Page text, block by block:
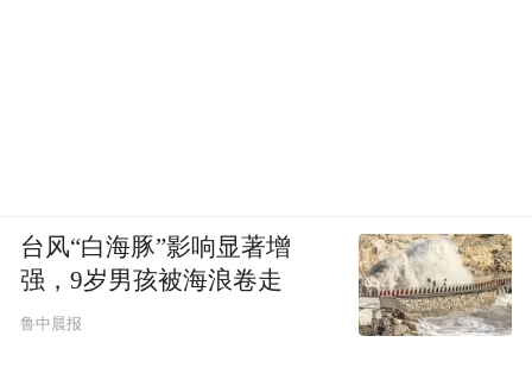
台风“白海豚”影响显著增
强，9岁男孩被海浪卷走
鲁中晨报